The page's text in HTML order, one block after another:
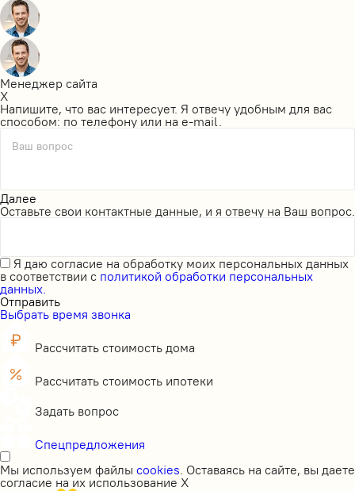
Менеджер сайта
X
Напишите, что вас интересует. Я отвечу удобным для вас
способом: по телефону или на e-mail.
Ваш вопрос
Далее
Оставьте свои контактные данные, и я отвечу на Ваш вопрос.
Я даю согласие на обработку моих персональных данных
в соответствии с политикой обработки персональных
данных.
Отправить
Выбрать время звонка
Рассчитать стоимость дома
Рассчитать стоимость ипотеки
Задать вопрос
Спецпредложения
Мы используем файлы cookies . Оставаясь на сайте, вы даете
согласие на их использование X